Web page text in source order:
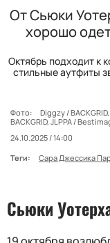
От Сьюки
хорошо
Октябрь подходит к
стильные аутфиты
Фото:
Diggzy /
BACKGRID, JLPPA /
24.10.2025 / 14:00
Теги:
Сара Джессика
Сьюки